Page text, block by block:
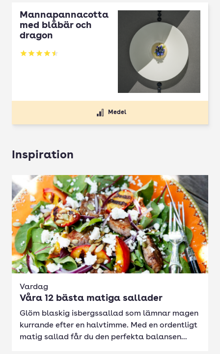
Mannapannacotta
med blåbär och
dragon
Betyg: 4.5 av 5
Medel
Inspiration
Vardag
Våra 12 bästa matiga sallader
Glöm blaskig isbergssallad som lämnar magen
kurrande efter en halvtimme. Med en ordentligt
matig sallad får du den perfekta balansen...